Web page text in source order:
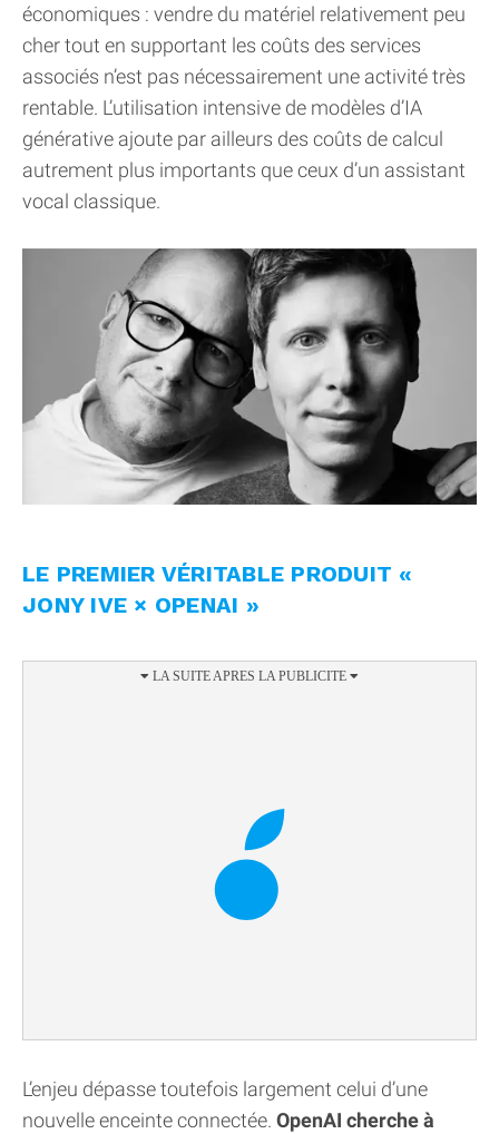
économiques : vendre du matériel relativement peu
cher tout en supportant les coûts des services
associés n’est pas nécessairement une activité très
rentable. L’utilisation intensive de modèles d’IA
générative ajoute par ailleurs des coûts de calcul
autrement plus importants que ceux d’un assistant
vocal classique.
LE PREMIER VÉRITABLE PRODUIT «
JONY IVE × OPENAI »
L’enjeu dépasse toutefois largement celui d’une
nouvelle enceinte connectée. OpenAI cherche à